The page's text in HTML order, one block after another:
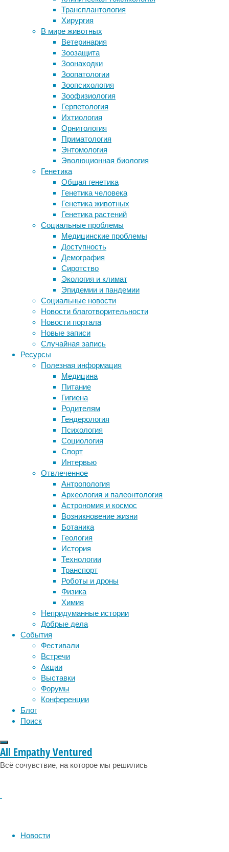
Трансплантология
Хирургия
В мире животных
Ветеринария
Зоозащита
Зоонаходки
Зоопатологии
Зоопсихология
Зоофизиология
Герпетология
Ихтиология
Орнитология
Приматология
Энтомология
Эволюционная биология
Генетика
Общая генетика
Генетика человека
Генетика животных
Генетика растений
Социальные проблемы
Медицинские проблемы
Доступность
Демография
Сиротство
Экология и климат
Эпидемии и пандемии
Социальные новости
Новости благотворительности
Новости портала
Новые записи
Случайная запись
Ресурсы
Полезная информация
Медицина
Питание
Гигиена
Родителям
Гендерология
Психология
Социология
Спорт
Интервью
Отвлеченное
Антропология
Археология и палеонтология
Астрономия и космос
Возникновение жизни
Ботаника
Геология
История
Технологии
Транспорт
Роботы и дроны
Физика
Химия
Непридуманные истории
Добрые дела
События
Фестивали
Встречи
Акции
Выставки
Форумы
Конференции
Блог
Поиск
All Empathy Ventured
Всё сочувствие, на которое мы решились
Новости
исследования,
медицина,
онкология,
физиология
Считается,
электронные
сигареты
безопаснее
обычных,
потому
нет
канцерогенных
веществ.
обычной
сигарете
при
тлении
появляются
нитрозамины
–
результат
модификации
никотина,
кроме
того,
табак
сгорает
не
полностью;
нитрозамины,
и
продукты
неполного
сгорания
табака
опасны
тем,
что
вызывают
мутации
ДНК,
которых,
в
свою
очередь,
может
начаться
злокачественная
опухоль.
ничего
не
растворенного
пространства вместе с
профессионалами компании
«Зеленая магия»
Распространенные антибиотики
резко увеличивают риск расслоения
аорты
В три раза сильнее человека: мягкие
роботы «обрастают» супермышцами
Популярная эволюционная модель
оказалась основана на
математической ошибке
Инфракрасный свет поможет снять
болевые ощущения
Следите за новостями
Метки
ДНК бактерии
биотехнология
генетика
здоровье знания
инструменты и методы
исследования
лекарства медицина
мозг
нейробиология
нейрофизиология
поведение
сон социальные проблемы